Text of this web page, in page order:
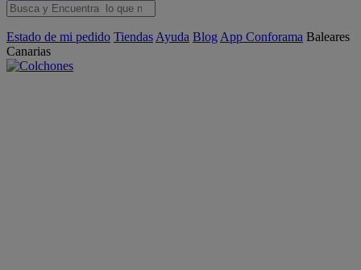
Estado de mi pedido Tiendas Ayuda Blog App Conforama Baleares
Canarias